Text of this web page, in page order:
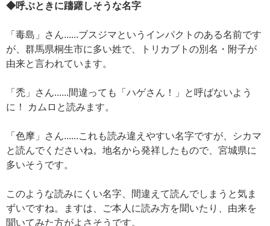
◆呼ぶときに躊躇しそうな名字
「毒島」さん......ブスジマというインパクトのある名前です
が、群馬県桐生市に多い姓で、トリカブトの別名・附子が
由来と言われています。
「禿」さん......間違っても「ハゲさん！」と呼ばないよう
に！ カムロと読みます。
「色摩」さん......これも読み違えやすい名字ですが、シカマ
と読んでくださいね。地名から発祥したもので、宮城県に
多いそうです。
このような読みにくい名字、間違えて読んでしまうと気ま
ずいですね。ますは、ご本人に読み方を聞いたり、由来を
聞いてみた方がよさそうです。